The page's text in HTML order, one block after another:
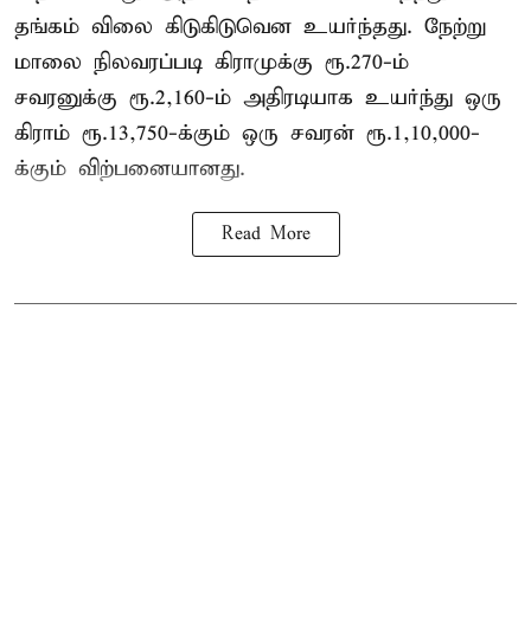
தங்கம் விலை கிடுகிடுவென உயர்ந்தது. நேற்று
மாலை நிலவரப்படி கிராமுக்கு ரூ.270-ம்
சவரனுக்கு ரூ.2,160-ம் அதிரடியாக உயர்ந்து ஒரு
கிராம் ரூ.13,750-க்கும் ஒரு சவரன் ரூ.1,10,000-
க்கும் விற்பனையானது.
Read More